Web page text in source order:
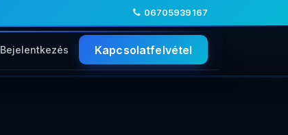
06705939167
Bejelentkezés Kapcsolatfelvétel